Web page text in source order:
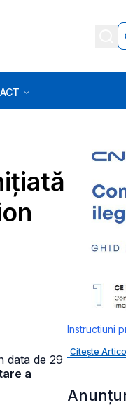
data de 29
a
Instructiuni
Citește